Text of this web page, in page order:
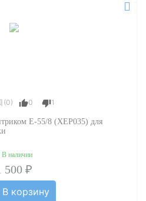
(0) 0 1
E-55/8 (XEP035) для
В наличии
500 ₽
В корзину